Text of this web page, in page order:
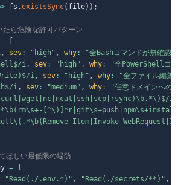
fs .existsSync( file) ) ;
ら危険な許可パターン
=
, sev : "high" , why : "全Bashコマンドが無確認"
/i, sev : "high" , why :
"全PowerShellコマ
/i, sev : "high" , why :
"全ファイル編集
/i, sev : "medium" , why :
"任意ドメインへの
/i
Item|Invoke-
しい最低限の堤防
=
"Read(./.env.*)" , "Read(./secrets/**)" ,